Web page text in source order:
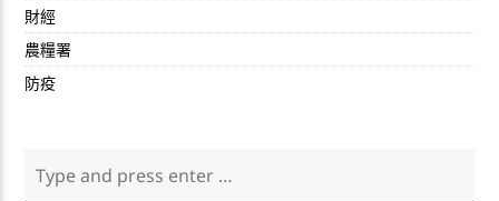
財經
農糧署
防疫